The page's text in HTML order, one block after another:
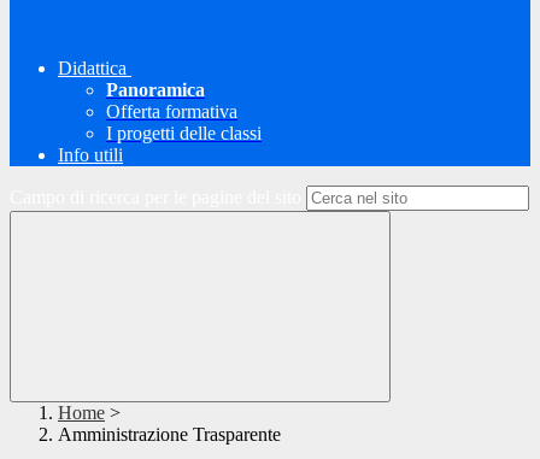
Didattica
Panoramica
Offerta formativa
I progetti delle classi
Info utili
Home >
Amministrazione Trasparente